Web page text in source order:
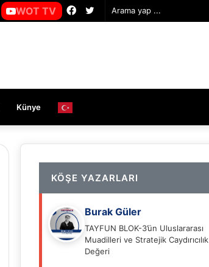
Twitter
Facebook
WOT TV
Künye
KÖŞE YAZARLARI
Burak Güler
TAYFUN BLOK-3’ün Uluslararası
Muadilleri ve Stratejik Caydırıcılık
Değeri